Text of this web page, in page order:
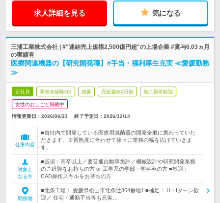
求人詳細を見る 気になる
三浦工業株式会社 | #"連結売上規模2,500億円超"の上場企業 #賞与6.03ヵ月
の実績有
医療関連機器の【研究開発職】#手当・福利厚生充実 ≪愛媛勤務
≫
正社員 業種未経験OK 急募 完全週休2日制 第二新卒歓迎
女性のおしごと掲載中
情報更新日：2026/06/23 終了予定日： 2026/12/14
仕事内容
■自社内で開発している医療用滅菌器の開発全般に携わっていた
だきます。※習熟度に合わせて徐々に業務の幅を広げていきま
す。
対象と
なる方
■必須：高卒以上／要普通自動車免許／機械設計や研究開発業務
のご経験をお持ちの方 or 工学系の学部・学科卒の方 ■歓迎：
CAD操作スキルをお持ちの方
勤務地
■北条工場： 愛媛県松山市北条辻864番地1 ■補足： U・Iターン歓
迎／ 住宅・通勤手当等も充実…